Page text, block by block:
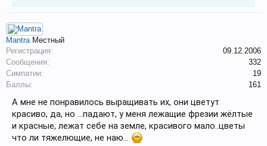
Mantra Местный
Регистрация:
09.12.2006
Сообщения:
332
Симпатии:
19
Баллы:
161
А мне не понравилось выращивать их, они цветут
красиво, да, но ...падают, у меня лежащие фрезии жёлтые
и красные, лежат себе на земле, красивого мало..цветы
что ли тяжелющие, не наю...